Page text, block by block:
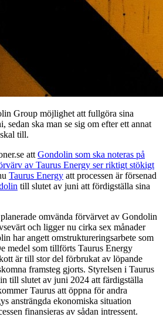
Group möjlighet att fullgöra sina
sedan ska man se sig om efter ett annat
till.
att Gondolin som ska noteras på
av Taurus Energy ser riktigt stökigt
Taurus Energy att processen är försenad
till slutet av juni att fördigställa sina
omvända förvärvet av Gondolin
och ligger nu cirka sex månader
har angett omstruktureringsarbete som
medel som tillförts Taurus Energy
är till stor del förbrukat av löpande
framsteg gjorts. Styrelsen i Taurus
till slutet av juni 2024 att färdigställa
Taurus att öppna för andra
ansträngda ekonomiska situation
finansieras av sådan intressent.